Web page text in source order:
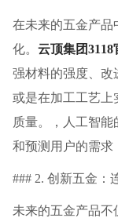
在未来的五金产品
化。 云顶集团3118
强材料的强度、改
或是在加工工艺上
质量。，人工智
和预测用户的需求
### 2. 创新五金：
未来的五金产品不